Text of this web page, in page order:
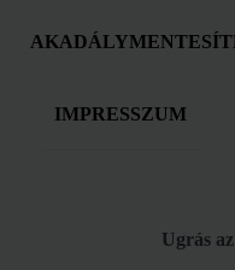
IMPRESSZUM
Ugrás